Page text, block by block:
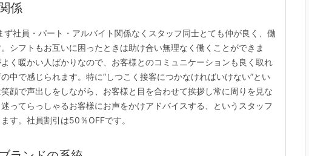
係
社員・パート・アルバイト関係なくスタッフ同士とても仲が良く、働
シフトもお互いに困ったときは助け合い無理なく働くことができま
く暖かい人ばかりなので、お客様とのコミュニケーションも良く取れ
中で感じられます。特に“しつこく接客につかなければいけない”とい
顔で声出しをしながら、お客様と目を合わせて挨拶し常に周りを見な
ってらっしゃるお客様にお声をかけアドバイスする、というスタッフ
す。社員割引は50％OFFです。